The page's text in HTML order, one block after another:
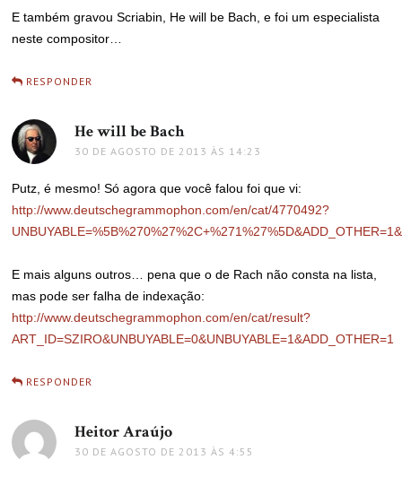
E também gravou Scriabin, He will be Bach, e foi um especialista
neste compositor…
RESPONDER
He will be Bachdisse:
30 DE AGOSTO DE 2013 ÀS 14:23
Putz, é mesmo! Só agora que você falou foi que vi:
http://www.deutschegrammophon.com/en/cat/4770492?
E mais alguns outros… pena que o de Rach não consta na lista,
mas pode ser falha de indexação:
http://www.deutschegrammophon.com/en/cat/result?
ART_ID=SZIRO&UNBUYABLE=0&UNBUYABLE=1&ADD_OTHER=1
RESPONDER
Heitor Araújo
30 DE AGOSTO DE 2013 ÀS 4:55